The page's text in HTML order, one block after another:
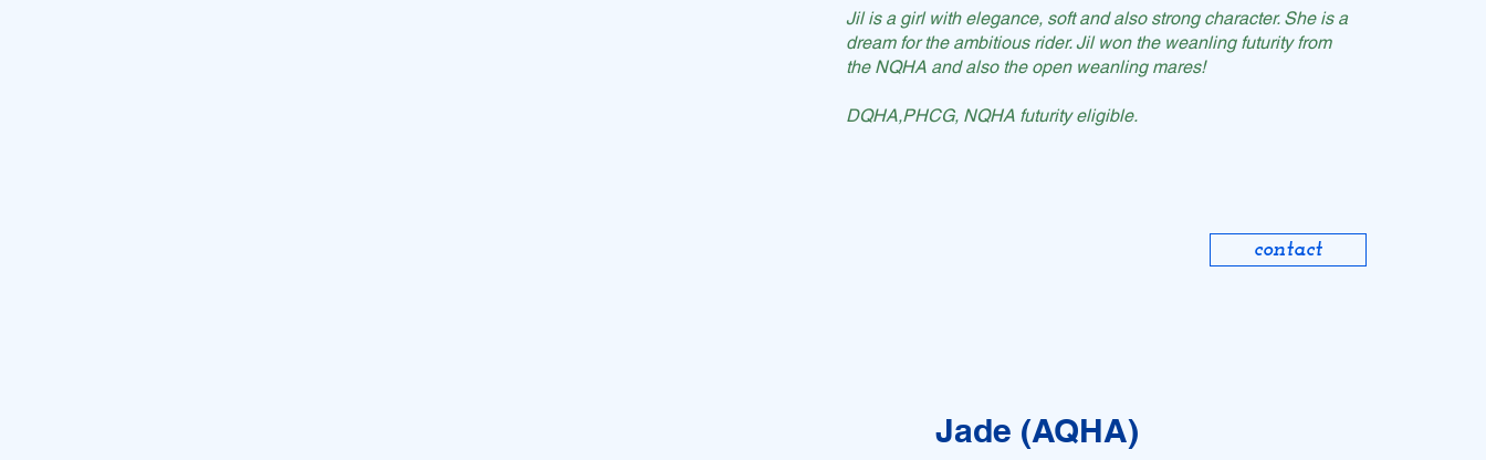
body!
Come over to meet Bob!
Jil is a girl with elegance, soft and also strong character. She is a
dream for the ambitious rider. Jil won the weanling futurity from
the NQHA and also the open weanling mares!
DQHA,PHCG, NQHA futurity eligible.
contact
Jade (AQHA)